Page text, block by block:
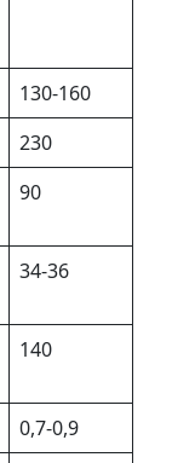
130-160
230
90
34-36
140
0,7-0,9